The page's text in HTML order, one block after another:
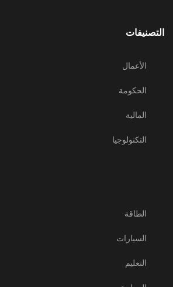
التصنيفات
الأعمال
الحكومة
المالية
التكنولوجيا
الطاقة
السيارات
التعليم